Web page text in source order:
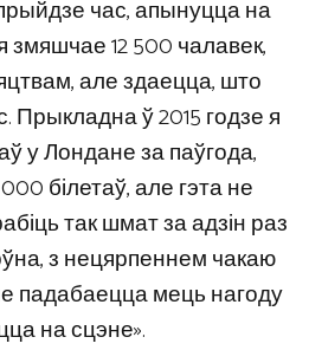
час, апынуцца на
змяшчае 12 500 чалавек,
але здаецца, што
Прыкладна ў 2015 годзе я
у Лондане за паўгода,
білетаў, але гэта не
так шмат за адзін раз
з нецярпеннем чакаю
падабаецца мець нагоду
на сцэне».